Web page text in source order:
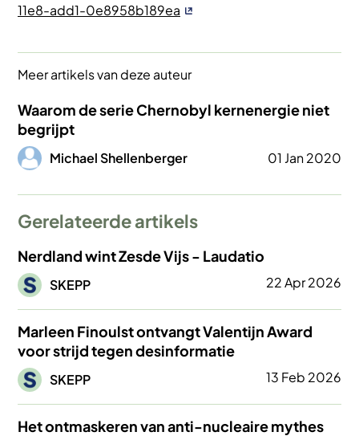
11e8-add1-0e8958b189ea
Meer artikels van deze auteur
Waarom de serie Chernobyl kernenergie niet
begrijpt
Afbeelding
Michael Shellenberger 01 Jan 2020
Gerelateerde artikels
Nerdland wint Zesde Vijs - Laudatio
Afbeelding
SKEPP 22 Apr 2026
Marleen Finoulst ontvangt Valentijn Award
voor strijd tegen desinformatie
Afbeelding
SKEPP 13 Feb 2026
Het ontmaskeren van anti-nucleaire mythes